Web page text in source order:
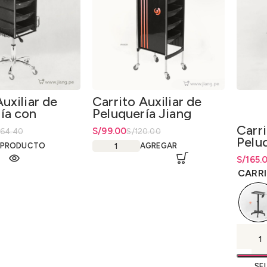
de
con
era: S/364.40.
es: S/309.74.
Carrito Auxiliar de
Peluquería Jiang
GroupS/120.00
El precio original era: S/120.00.
S/99.00
El precio actual es: S/99.00.
AGREGAR
S/
Rango
S/